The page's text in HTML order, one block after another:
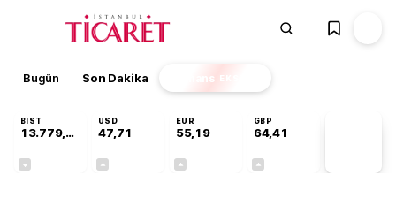
Bugün Son Dakika Finans EKSTRA
BIST
13.779,39
USD
47,71
EUR
55,19
GBP
64,41